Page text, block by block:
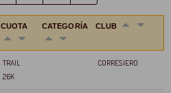
CUOTA CATEGORÍA CLUB
TRAIL
26K
CORRESIERO